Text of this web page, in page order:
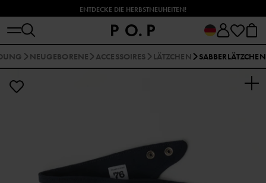
ENTDECKE DIE HERBSTNEUHEITEN!
NEUGEBORENE ACCESSOIRES LÄTZCHEN SABBERLÄTZCHEN